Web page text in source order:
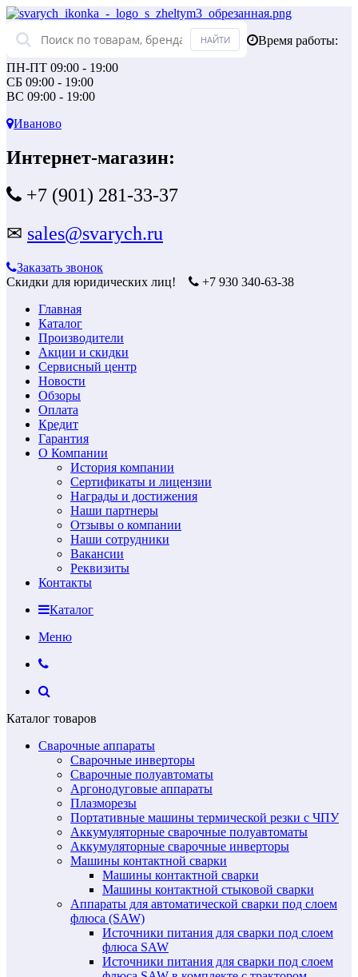
Время работы:
ПН-ПТ 09:00 - 19:00
СБ 09:00 - 19:00
ВС 09:00 - 19:00
Иваново
Интернет-магазин:
+7 (901) 281-33-37
✉ sales@svarych.ru
Заказать звонок
Скидки для юридических лиц!
+7 930 340-63-38
Главная
Каталог
Производители
Акции и скидки
Сервисный центр
Новости
Обзоры
Оплата
Кредит
Гарантия
О Компании
История компании
Сертификаты и лицензии
Награды и достижения
Наши партнеры
Отзывы о компании
Наши сотрудники
Вакансии
Реквизиты
Контакты
Каталог
Меню
Каталог товаров
Сварочные аппараты
Сварочные инверторы
Сварочные полуавтоматы
Аргонодуговые аппараты
Плазморезы
Портативные машины термической резки с ЧПУ
Аккумуляторные сварочные полуавтоматы
Аккумуляторные сварочные инверторы
Машины контактной сварки
Машины контактной сварки
Машины контактной стыковой сварки
Аппараты для автоматической сварки под слоем
флюса (SAW)
Источники питания для сварки под слоем
флюса SAW
Источники питания для сварки под слоем